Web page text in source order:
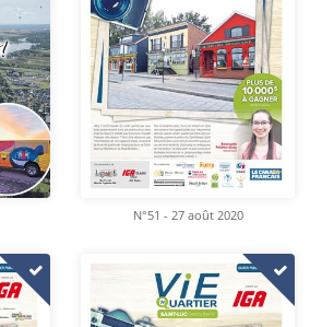
N°51 - 27 août 2020